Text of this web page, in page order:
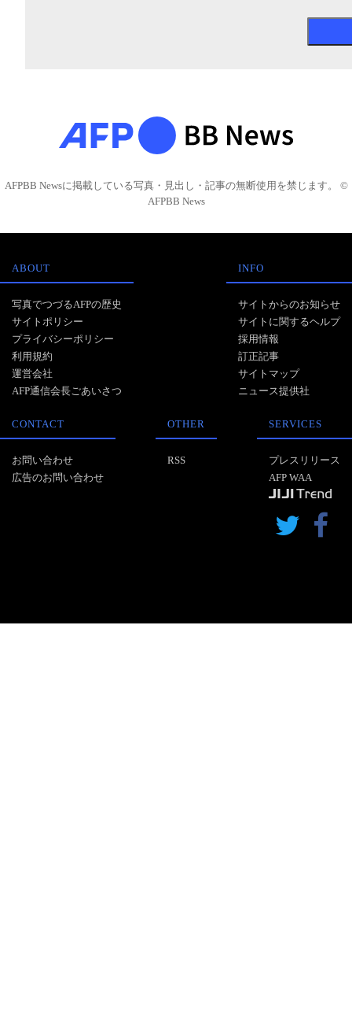
AFPBB Newsに掲載している写真・見出し・記事の無断使用を禁じます。 ©
AFPBB News
ABOUT
写真でつづるAFPの歴史
サイトポリシー
プライバシーポリシー
利用規約
運営会社
AFP通信会長ごあいさつ
INFO
サイトからのお知らせ
サイトに関するヘルプ
採用情報
訂正記事
サイトマップ
ニュース提供社
CONTACT
お問い合わせ
広告のお問い合わせ
OTHER
RSS
SERVICES
プレスリリース
AFP WAA